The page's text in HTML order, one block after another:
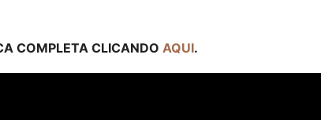
COMPLETA CLICANDO AQUI.